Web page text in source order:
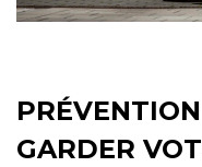
GARDER